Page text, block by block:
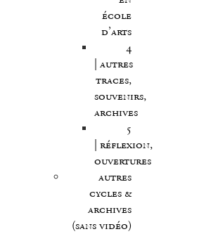
école
d’arts
4
| autres
traces,
souvenirs,
archives
5
| réflexion,
ouvertures
autres
cycles &
archives
(sans vidéo)